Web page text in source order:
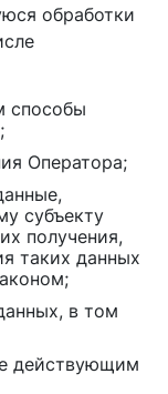
обработки
способы
Оператора;
субъекту
получения,
таких данных
в том
действующим